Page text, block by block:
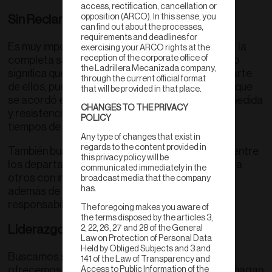
Sin Reclamaciones
Es muy importante para nuestra empresa lograr la
completa satisfacción de nuestros clientes. Esto
significa que no haya ninguna reclamación por parte
de ellos, pues se debe entregar exactamente lo que
y resistencia, así como en cantidades, precios y
También buscamos que no haya reclamaciones entre
los departamentos internos, ayudándonos unos a
otros con información a tiempo y cooperación
además de cumplir con todas nuestras
responsabilidades.
Buscamos ser lideres en cada artículo que
access, rectification, cancellation or
opposition (ARCO). In this sense, you
can find out about the processes,
requirements and deadlines for
exercising your ARCO rights at the
reception of the corporate office of
the Ladrillera Mecanizada company,
through the current official format
that will be provided in that place.
CHANGES TO THE PRIVACY
POLICY
Any type of changes that exist in
regards to the content provided in
this privacy policy will be
communicated immediately in the
broadcast media that the company
has.
The foregoing makes you aware of
the terms disposed by the articles 3,
2, 22, 26, 27 and 28 of the General
Law on Protection of Personal Data
Held by Obliged Subjects and 3 and
141 of the Law of Transparency and
Access to Public Information of the